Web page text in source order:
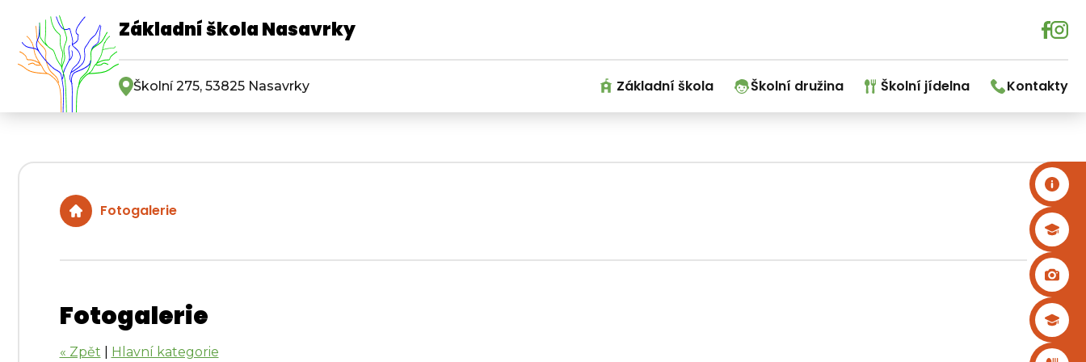
Základní škola Nasavrky
Školní 275, 53825 Nasavrky Základní škola Školní družina Školní jídelna Kontakty
Fotogalerie
Fotogalerie
« Zpět Hlavní kategorie